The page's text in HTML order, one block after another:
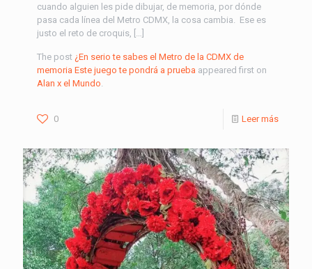
cuando alguien les pide dibujar, de memoria, por dónde
pasa cada línea del Metro CDMX, la cosa cambia. Ese es
justo el reto de croquis, […]
The post ¿En serio te sabes el Metro de la CDMX de
memoria Este juego te pondrá a prueba appeared first on
Alan x el Mundo.
0 Leer más